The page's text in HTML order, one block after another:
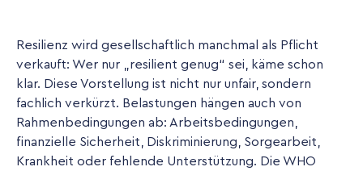
Resilienz wird gesellschaftlich manchmal als Pflicht
verkauft: Wer nur „resilient genug“ sei, käme schon
klar. Diese Vorstellung ist nicht nur unfair, sondern
fachlich verkürzt. Belastungen hängen auch von
Rahmenbedingungen ab: Arbeitsbedingungen,
finanzielle Sicherheit, Diskriminierung, Sorgearbeit,
Krankheit oder fehlende Unterstützung. Die WHO